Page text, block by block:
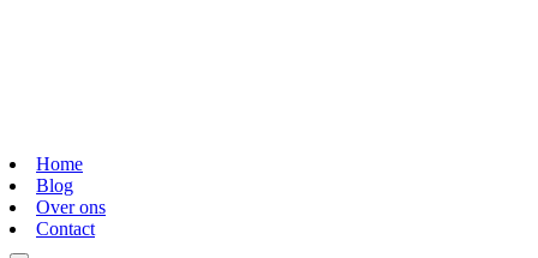
Home
Blog
Over ons
Contact